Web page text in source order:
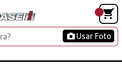
Usar Foto